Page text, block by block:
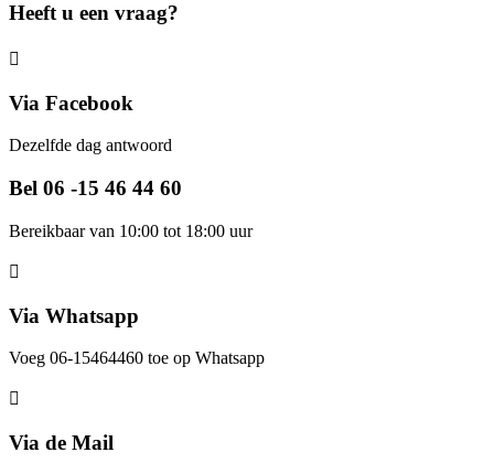
Heeft u een vraag?
Via Facebook
Dezelfde dag antwoord
Bel 06 -15 46 44 60
Bereikbaar van 10:00 tot 18:00 uur
Via Whatsapp
Voeg 06-15464460 toe op Whatsapp
Via de Mail